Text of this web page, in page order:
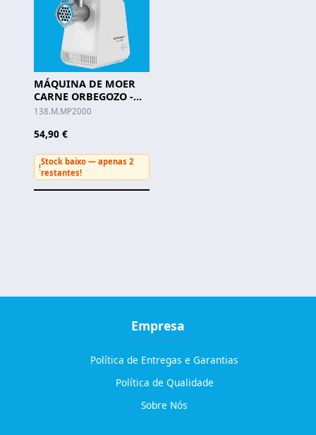
MÁQUINA DE MOER
CARNE ORBEGOZO -
MP 2000
138.M.MP2000
54,90 €
!
Stock baixo — apenas 2
restantes!
Empresa
Política de Entregas e Garantias
Política de Qualidade
Sobre Nós